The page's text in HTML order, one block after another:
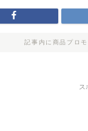
記事内に商品プロ
ス